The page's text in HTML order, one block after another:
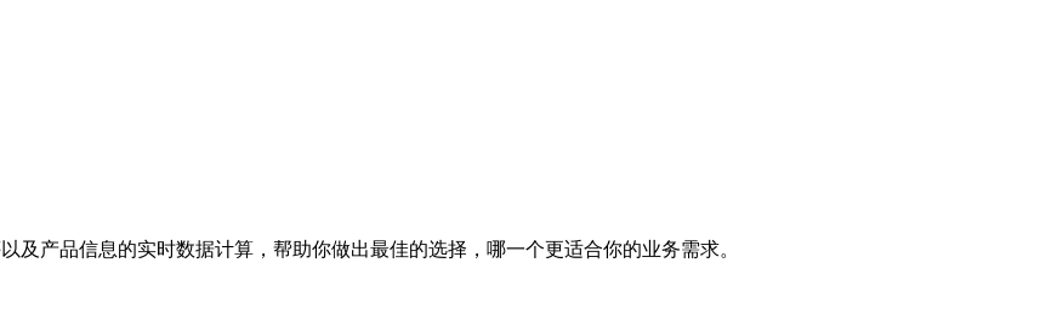
产品信息的实时数据计算，帮助你做出最佳的选择，哪一个更适合你的业务需求。